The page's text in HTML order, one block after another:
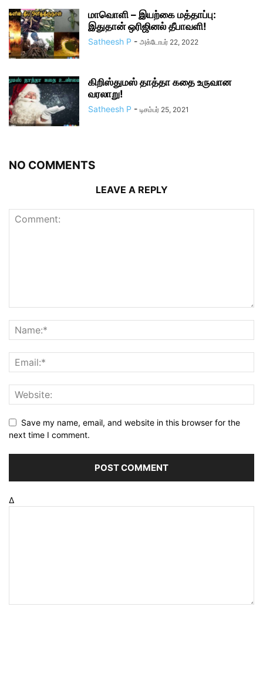
மாவொளி – இயற்கை மத்தாப்பு:
இதுதான் ஒரிஜினல் தீபாவளி!
Satheesh P - அக்டோபர் 22, 2022
கிறிஸ்துமஸ் தாத்தா கதை உருவான
வரலாறு!
Satheesh P - டிசம்பர் 25, 2021
NO COMMENTS
LEAVE A REPLY
Save my name, email, and website in this browser for the
next time I comment.
Δ